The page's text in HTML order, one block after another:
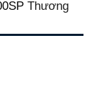
Thương